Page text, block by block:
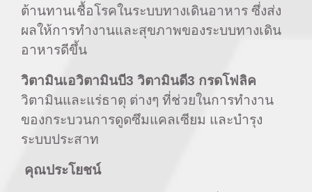
ต้านทานเชื้อโรคในระบบทางเดินอาหาร ซึ่งส่ง
ผลให้การทำงานและสุขภาพของระบบทางเดิน
อาหารดีขึ้น
วิตามินเอวิตามินบี3 วิตามินดี3 กรดโฟลิค
วิตามินและแร่ธาตุ ต่างๆ ที่ช่วยในการทำงาน
ของกระบวนการดูดซึมแคลเซียม และบำรุง
ระบบประสาท
คุณประโยชน์